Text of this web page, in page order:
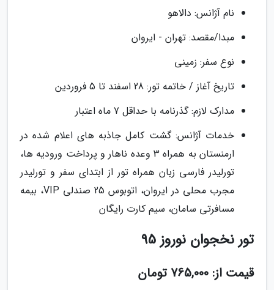
نام آژانس: دالاهو
مبدا/مقصد: تهران - ایروان
نوع سفر: زمینی
تاریخ آغاز / خاتمه تور: 28 اسفند تا 5 فروردین
مدارک لازم: گذرنامه با حداقل 7 ماه اعتبار
خدمات آژانس: گشت کامل جاذبه های اعلام شده در
ارمنستان به همراه 3 وعده ناهار و پرداخت ورودیه ها،
تورلیدر فارسی زبان همراه تور از ابتدای سفر و تورلیدر
مجرب محلی در ایروان، اتوبوس 25 صندلی VIP، بیمه
مسافرتی سامان، سیم کارت رایگان
تور نخجوان نوروز 95
قیمت از: 765,000 تومان